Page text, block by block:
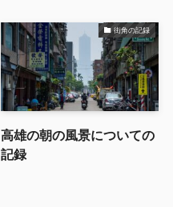
街角の記録
高雄の朝の風景についての
記録